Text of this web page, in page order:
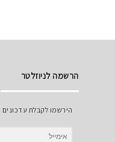
הרשמה לניוזלטר
הירשמו לקבלת עדכונים